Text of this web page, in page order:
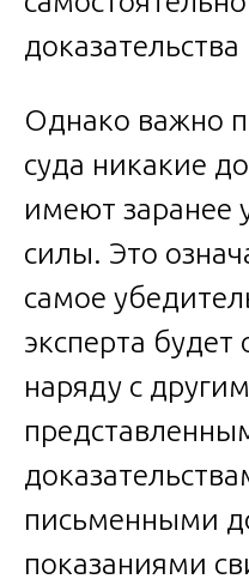
Однако важно
суда никакие
имеют заранее
силы. Это
самое
эксперта
наряду с
письменными
показаниями